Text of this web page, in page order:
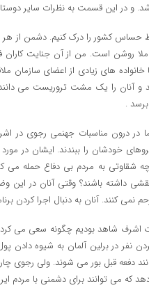
شد. و در این قسمت به نظرات سایر
حساس کشور را درک کنیم. دشمن از
روشن است. من از آن جنایت کاران
های زیادی از اعضای سازمان
و آنان را یک مشت تروریست می
.
ما در درون مناسبات جهنمی رجوی
خودشان را ببندند. ایشان در مورد
شقاوتی به مردم بی دفاع حمله می
نقشی داشته باشند؟ وقتی آنان در
کنند. آنان به دنبال اجرا کردن
شاهد بودیم چگونه سعی می
نفر در برلین آلمان به شیوه دادن
دفعه قبل بور می شوند. ولی رجوی
که می توانند برای دشمنی با مردم